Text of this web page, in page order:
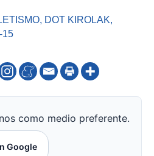
, DOT KIROLAK,
15
como medio preferente.
Google